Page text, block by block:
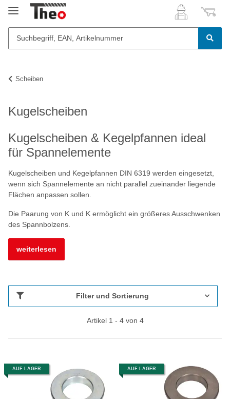
Scheiben
Kugelscheiben
Kugelscheiben & Kegelpfannen ideal
für Spannelemente
Kugelscheiben und Kegelpfannen DIN 6319 werden eingesetzt,
wenn sich Spannelemente an nicht parallel zueinander liegende
Flächen anpassen sollen.
Die Paarung von K und K ermöglicht ein größeres Ausschwenken
des Spannbolzens.
weiterlesen
Filter und Sortierung
Artikel 1 - 4 von 4
AUF LAGER AUF LAGER